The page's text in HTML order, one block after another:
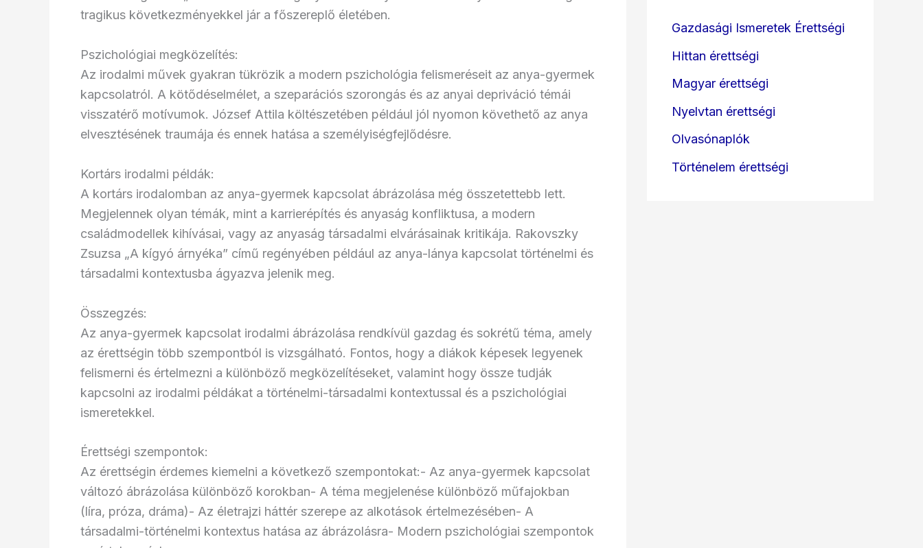
tragikus következményekkel jár a főszereplő életében.
Pszichológiai megközelítés:
Az irodalmi művek gyakran tükrözik a modern pszichológia felismeréseit az anya-gyermek
kapcsolatról. A kötődéselmélet, a szeparációs szorongás és az anyai depriváció témái
visszatérő motívumok. József Attila költészetében például jól nyomon követhető az anya
elvesztésének traumája és ennek hatása a személyiségfejlődésre.
Kortárs irodalmi példák:
A kortárs irodalomban az anya-gyermek kapcsolat ábrázolása még összetettebb lett.
Megjelennek olyan témák, mint a karrierépítés és anyaság konfliktusa, a modern
családmodellek kihívásai, vagy az anyaság társadalmi elvárásainak kritikája. Rakovszky
Zsuzsa „A kígyó árnyéka” című regényében például az anya-lánya kapcsolat történelmi és
társadalmi kontextusba ágyazva jelenik meg.
Összegzés:
Az anya-gyermek kapcsolat irodalmi ábrázolása rendkívül gazdag és sokrétű téma, amely
az érettségin több szempontból is vizsgálható. Fontos, hogy a diákok képesek legyenek
felismerni és értelmezni a különböző megközelítéseket, valamint hogy össze tudják
kapcsolni az irodalmi példákat a történelmi-társadalmi kontextussal és a pszichológiai
ismeretekkel.
Érettségi szempontok:
Az érettségin érdemes kiemelni a következő szempontokat:- Az anya-gyermek kapcsolat
változó ábrázolása különböző korokban- A téma megjelenése különböző műfajokban
(líra, próza, dráma)- Az életrajzi háttér szerepe az alkotások értelmezésében- A
társadalmi-történelmi kontextus hatása az ábrázolásra- Modern pszichológiai szempontok
Gazdasági Ismeretek Érettségi
Hittan érettségi
Magyar érettségi
Nyelvtan érettségi
Olvasónaplók
Történelem érettségi